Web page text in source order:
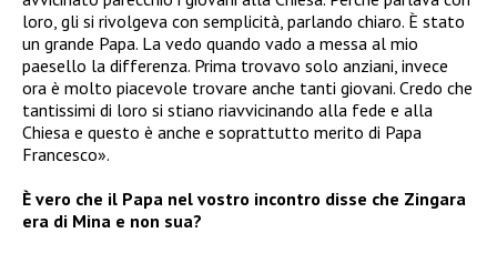
loro, gli si rivolgeva con semplicità, parlando chiaro. È stato
un grande Papa. La vedo quando vado a messa al mio
paesello la differenza. Prima trovavo solo anziani, invece
ora è molto piacevole trovare anche tanti giovani. Credo che
tantissimi di loro si stiano riavvicinando alla fede e alla
Chiesa e questo è anche e soprattutto merito di Papa
Francesco».
È vero che il Papa nel vostro incontro disse che Zingara
era di Mina e non sua?